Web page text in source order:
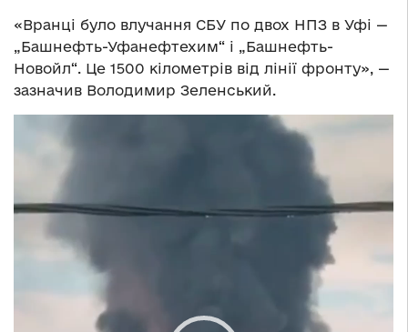
«Вранці було влучання СБУ по двох НПЗ в Уфі —
„Башнефть-Уфанефтехим“ і „Башнефть-
Новойл“. Це 1500 кілометрів від лінії фронту», —
зазначив Володимир Зеленський.